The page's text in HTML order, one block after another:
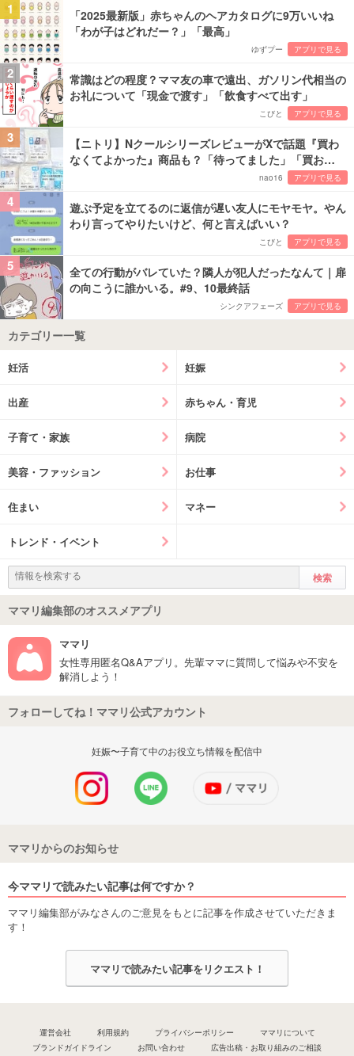
1
「2025最新版」赤ちゃんのヘアカタログに9万いいね
「わが子はどれだー？」「最高」
ゆずプー アプリで見る
2
常識はどの程度？ママ友の車で遠出、ガソリン代相当の
お礼について「現金で渡す」「飲食すべて出す」
こびと アプリで見る
3
【ニトリ】NクールシリーズレビューがXで話題『買わ
なくてよかった』商品も？「待ってました」「買お…
nao16 アプリで見る
4
遊ぶ予定を立てるのに返信が遅い友人にモヤモヤ。やん
わり言ってやりたいけど、何と言えばいい？
こびと アプリで見る
5
全ての行動がバレていた？隣人が犯人だったなんて｜扉
の向こうに誰かいる。#9、10最終話
シンクアフェーズ アプリで見る
カテゴリー一覧
妊活 妊娠
出産 赤ちゃん・育児
子育て・家族 病院
美容・ファッション お仕事
住まい マネー
トレンド・イベント
ママリ編集部のオススメアプリ
ママリ
女性専用匿名Q&Aアプリ。先輩ママに質問して悩みや不安を
解消しよう！
フォローしてね！ママリ公式アカウント
妊娠〜子育て中のお役立ち情報を配信中
ママリからのお知らせ
今ママリで読みたい記事は何ですか？
ママリ編集部がみなさんのご意見をもとに記事を作成させていただきま
す！
ママリで読みたい記事をリクエスト！
運営会社 利用規約 プライバシーポリシー
ママリについて
ブランドガイドライン
お問い合わせ 広告出稿・お取り組みのご相談